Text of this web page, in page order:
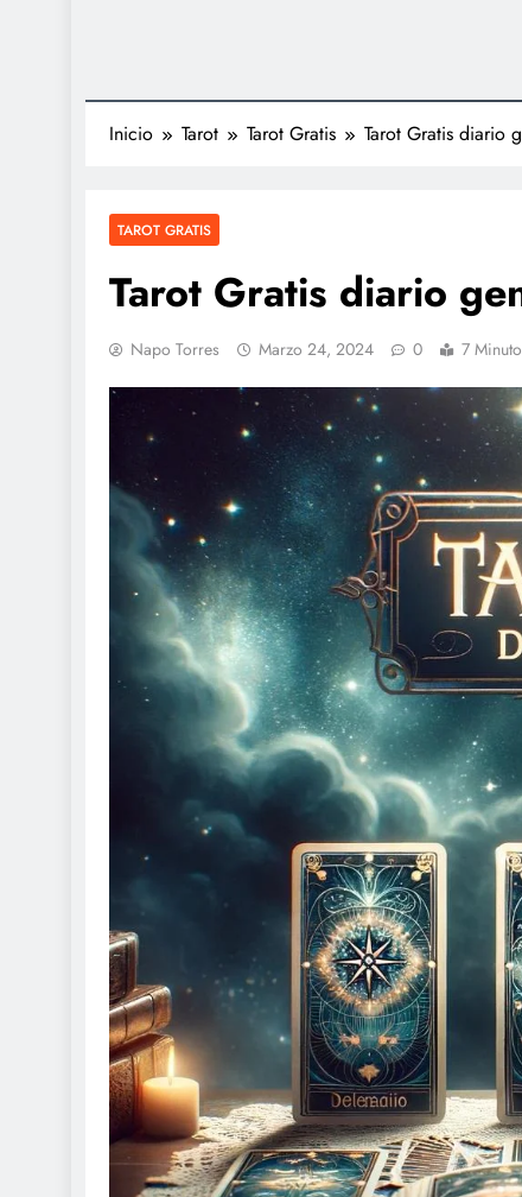
Inicio Tarot Tarot Gratis Tarot Gratis diario
TAROT GRATIS
Tarot Gratis diario
Napo Torres Marzo 24, 2024 0 7